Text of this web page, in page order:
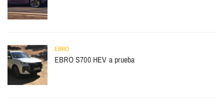
EBRO
EBRO S700 HEV a prueba